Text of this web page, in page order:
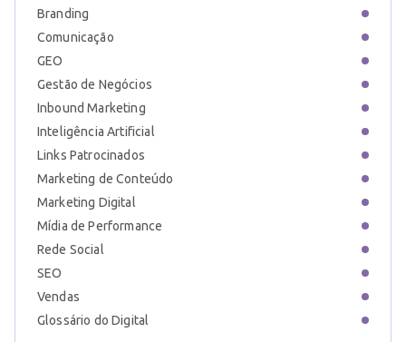
Branding
Comunicação
GEO
Gestão de Negócios
Inbound Marketing
Inteligência Artificial
Links Patrocinados
Marketing de Conteúdo
Marketing Digital
Mídia de Performance
Rede Social
SEO
Vendas
Glossário do Digital